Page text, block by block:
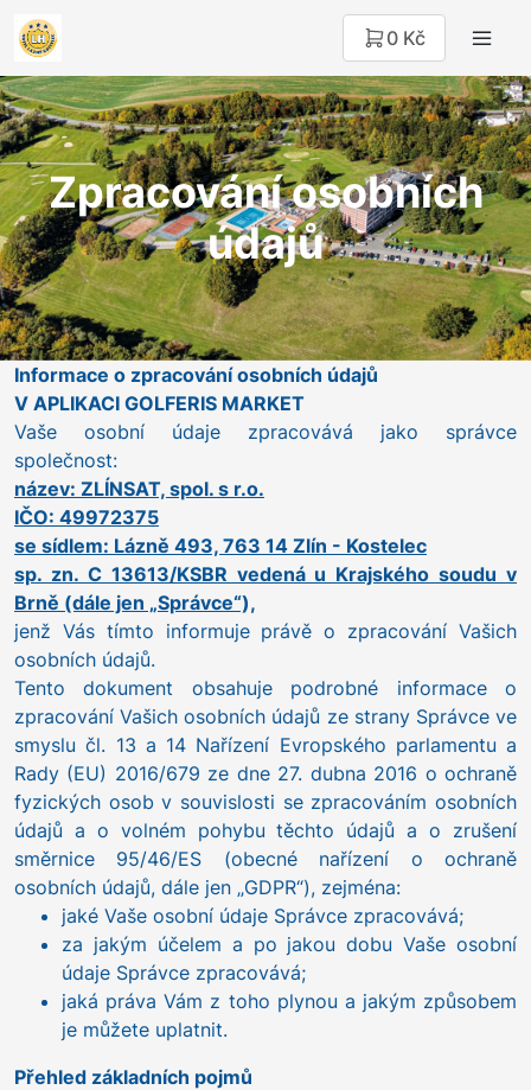
0 Kč
Zpracování osobních
údajů
Informace o zpracování osobních údajů
V APLIKACI GOLFERIS MARKET
Vaše osobní údaje zpracovává jako správce
společnost:
název: ZLÍNSAT, spol. s r.o.
IČO: 49972375
se sídlem: Lázně 493, 763 14 Zlín - Kostelec
sp. zn. C 13613/KSBR vedená u Krajského soudu v
Brně (dále jen „Správce“),
jenž Vás tímto informuje právě o zpracování Vašich
osobních údajů.
Tento dokument obsahuje podrobné informace o
zpracování Vašich osobních údajů ze strany Správce ve
smyslu čl. 13 a 14 Nařízení Evropského parlamentu a
Rady (EU) 2016/679 ze dne 27. dubna 2016 o ochraně
fyzických osob v souvislosti se zpracováním osobních
údajů a o volném pohybu těchto údajů a o zrušení
směrnice 95/46/ES (obecné nařízení o ochraně
osobních údajů, dále jen „GDPR“), zejména:
jaké Vaše osobní údaje Správce zpracovává;
za jakým účelem a po jakou dobu Vaše osobní
údaje Správce zpracovává;
jaká práva Vám z toho plynou a jakým způsobem
je můžete uplatnit.
Přehled základních pojmů